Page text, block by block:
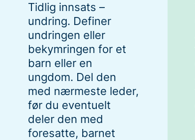
Tidlig innsats –
undring. Definer
undringen eller
bekymringen for et
barn eller en
ungdom. Del den
med nærmeste leder,
før du eventuelt
deler den med
foresatte, barnet